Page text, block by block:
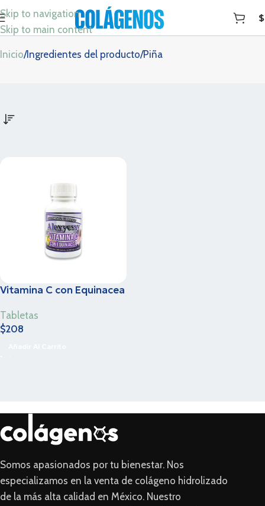
Skip to navigation
Skip to main content
$
Piña
Inicio Ingredientes del producto Piña
Vitamina C con Equinacea
Tabletas
$208
Somos apasionados por tu bienestar. Nos
especializamos en la venta de colágeno hidrolizado
de la más alta calidad en México. Nuestro